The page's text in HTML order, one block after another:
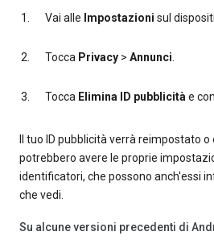
Vai alle Impostazioni sul
Tocca Privacy > Annunci.
Tocca Elimina ID pubblicitàe
Il tuo ID pubblicità verrà reimpostato
potrebbero avere le proprie
identificatori, che possono anch'essi
che vedi.
Su alcune versioni precedenti di